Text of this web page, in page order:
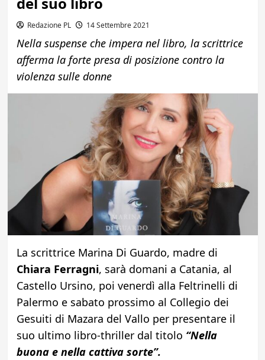
Redazione PL 14 Settembre 2021
Nella suspense che impera nel libro, la scrittrice
afferma la forte presa di posizione contro la
violenza sulle donne
La scrittrice Marina Di Guardo, madre di
Chiara Ferragni, sarà domani a Catania, al
Castello Ursino, poi venerdì alla Feltrinelli di
Palermo e sabato prossimo al Collegio dei
Gesuiti di Mazara del Vallo per presentare il
suo ultimo libro-thriller dal titolo “Nella
buona e nella cattiva sorte”.